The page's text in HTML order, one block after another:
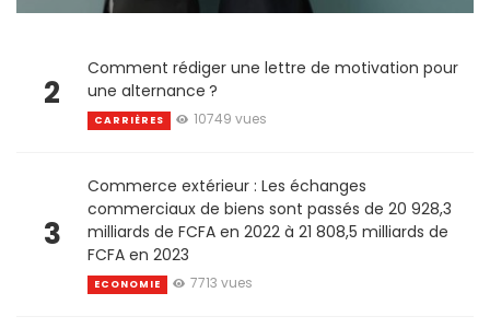
2
Comment rédiger une lettre de motivation pour
une alternance ?
CARRIÈRES 10749 vues
3
Commerce extérieur : Les échanges
commerciaux de biens sont passés de 20 928,3
milliards de FCFA en 2022 à 21 808,5 milliards de
FCFA en 2023
ECONOMIE 7713 vues